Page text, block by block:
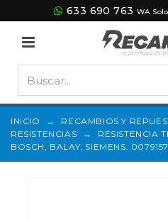
633 690 763 WA
INICIO → RECAMBIOS Y
RESISTENCIAS
→
RESISTENCIA
BOSCH, BALAY, SIEMENS.